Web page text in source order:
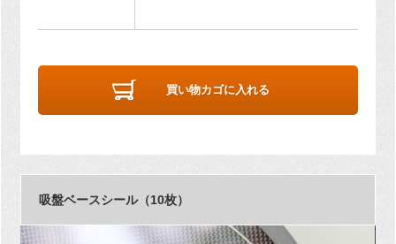
買い物カゴに入れる
吸盤ベースシール（10枚）